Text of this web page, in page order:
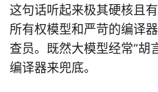
这句话听起来极其硬核且
所有权模型和严苛的编译
查员。既然大模型经常“胡
编译器来兜底。